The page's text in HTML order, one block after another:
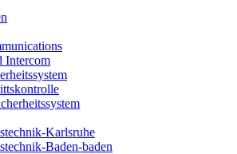
Intercom
Karlsruhe
Baden-baden